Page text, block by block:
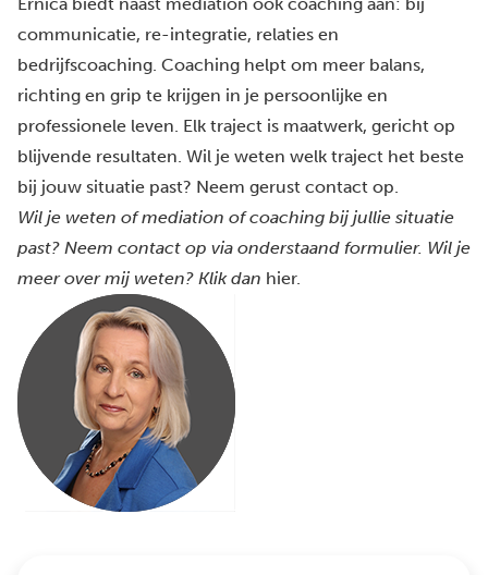
communicatie, re-integratie, relaties en
bedrijfscoaching. Coaching helpt om meer balans,
richting en grip te krijgen in je persoonlijke en
professionele leven. Elk traject is maatwerk, gericht op
blijvende resultaten. Wil je weten welk traject het beste
bij jouw situatie past? Neem gerust contact op.
Wil je weten of mediation of coaching bij jullie situatie
past? Neem contact op via onderstaand formulier. Wil je
meer over mij weten? Klik dan hier.